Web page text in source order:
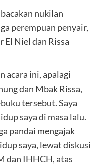
nukilan
perempuan penyair,
El Niel dan Rissa
acara ini, apalagi
dan Mbak Rissa,
tersebut. Saya
saya di masa lalu.
pandai mengajak
saya, lewat diskusi
dan IHHCH, atas